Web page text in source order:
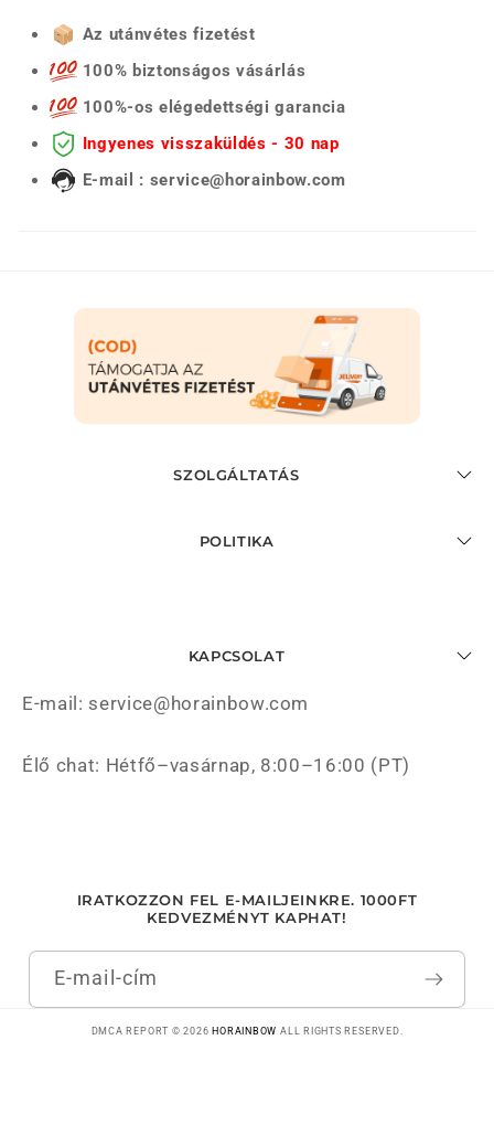
Az utánvétes fizetést
100% biztonságos vásárlás
100%-os elégedettségi garancia
Ingyenes visszaküldés - 30 nap
E-mail : service@horainbow.com
SZOLGÁLTATÁS
POLITIKA
KAPCSOLAT
E-mail: service@horainbow.com
Élő chat: Hétfő–vasárnap, 8:00–16:00 (PT)
IRATKOZZON FEL E-MAILJEINKRE. 1000FT
KEDVEZMÉNYT KAPHAT!
E-mail-cím
DMCA REPORT © 2026 HORAINBOW ALL RIGHTS RESERVED.